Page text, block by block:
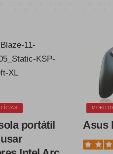
portátil
Asus